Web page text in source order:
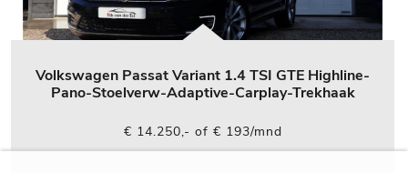
Volkswagen Passat Variant 1.4 TSI GTE Highline-
Pano-Stoelverw-Adaptive-Carplay-Trekhaak
€ 14.250,- of € 193/mnd